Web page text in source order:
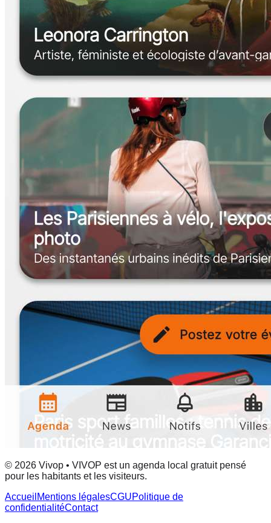
© 2026 Vivop • VIVOP est un agenda local gratuit pensé
pour les habitants et les visiteurs.
Accueil Mentions légalesCGUPolitique de
confidentialitéContact